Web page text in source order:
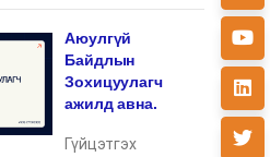
Аюулгүй
Байдлын
Зохицуулагч
ажилд авна.
Гүйцэтгэх